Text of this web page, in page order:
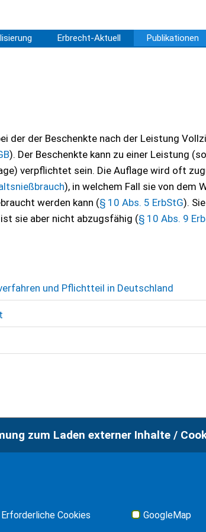
Erbrecht-Aktuell Publikationen
der der Beschenkte nach der Leistung
). Der Beschenkte kann zu einer Leistung
verpflichtet sein. Die Auflage wird oft
), in welchem Fall sie von dem
werden kann (§ 10 Abs. 5 ErbStG).
sie aber nicht abzugsfähig (§ 10 Abs. 9
und Pflichtteil in Deutschland
zum Laden externer Inhalte /
Erforderliche Cookies GoogleMap